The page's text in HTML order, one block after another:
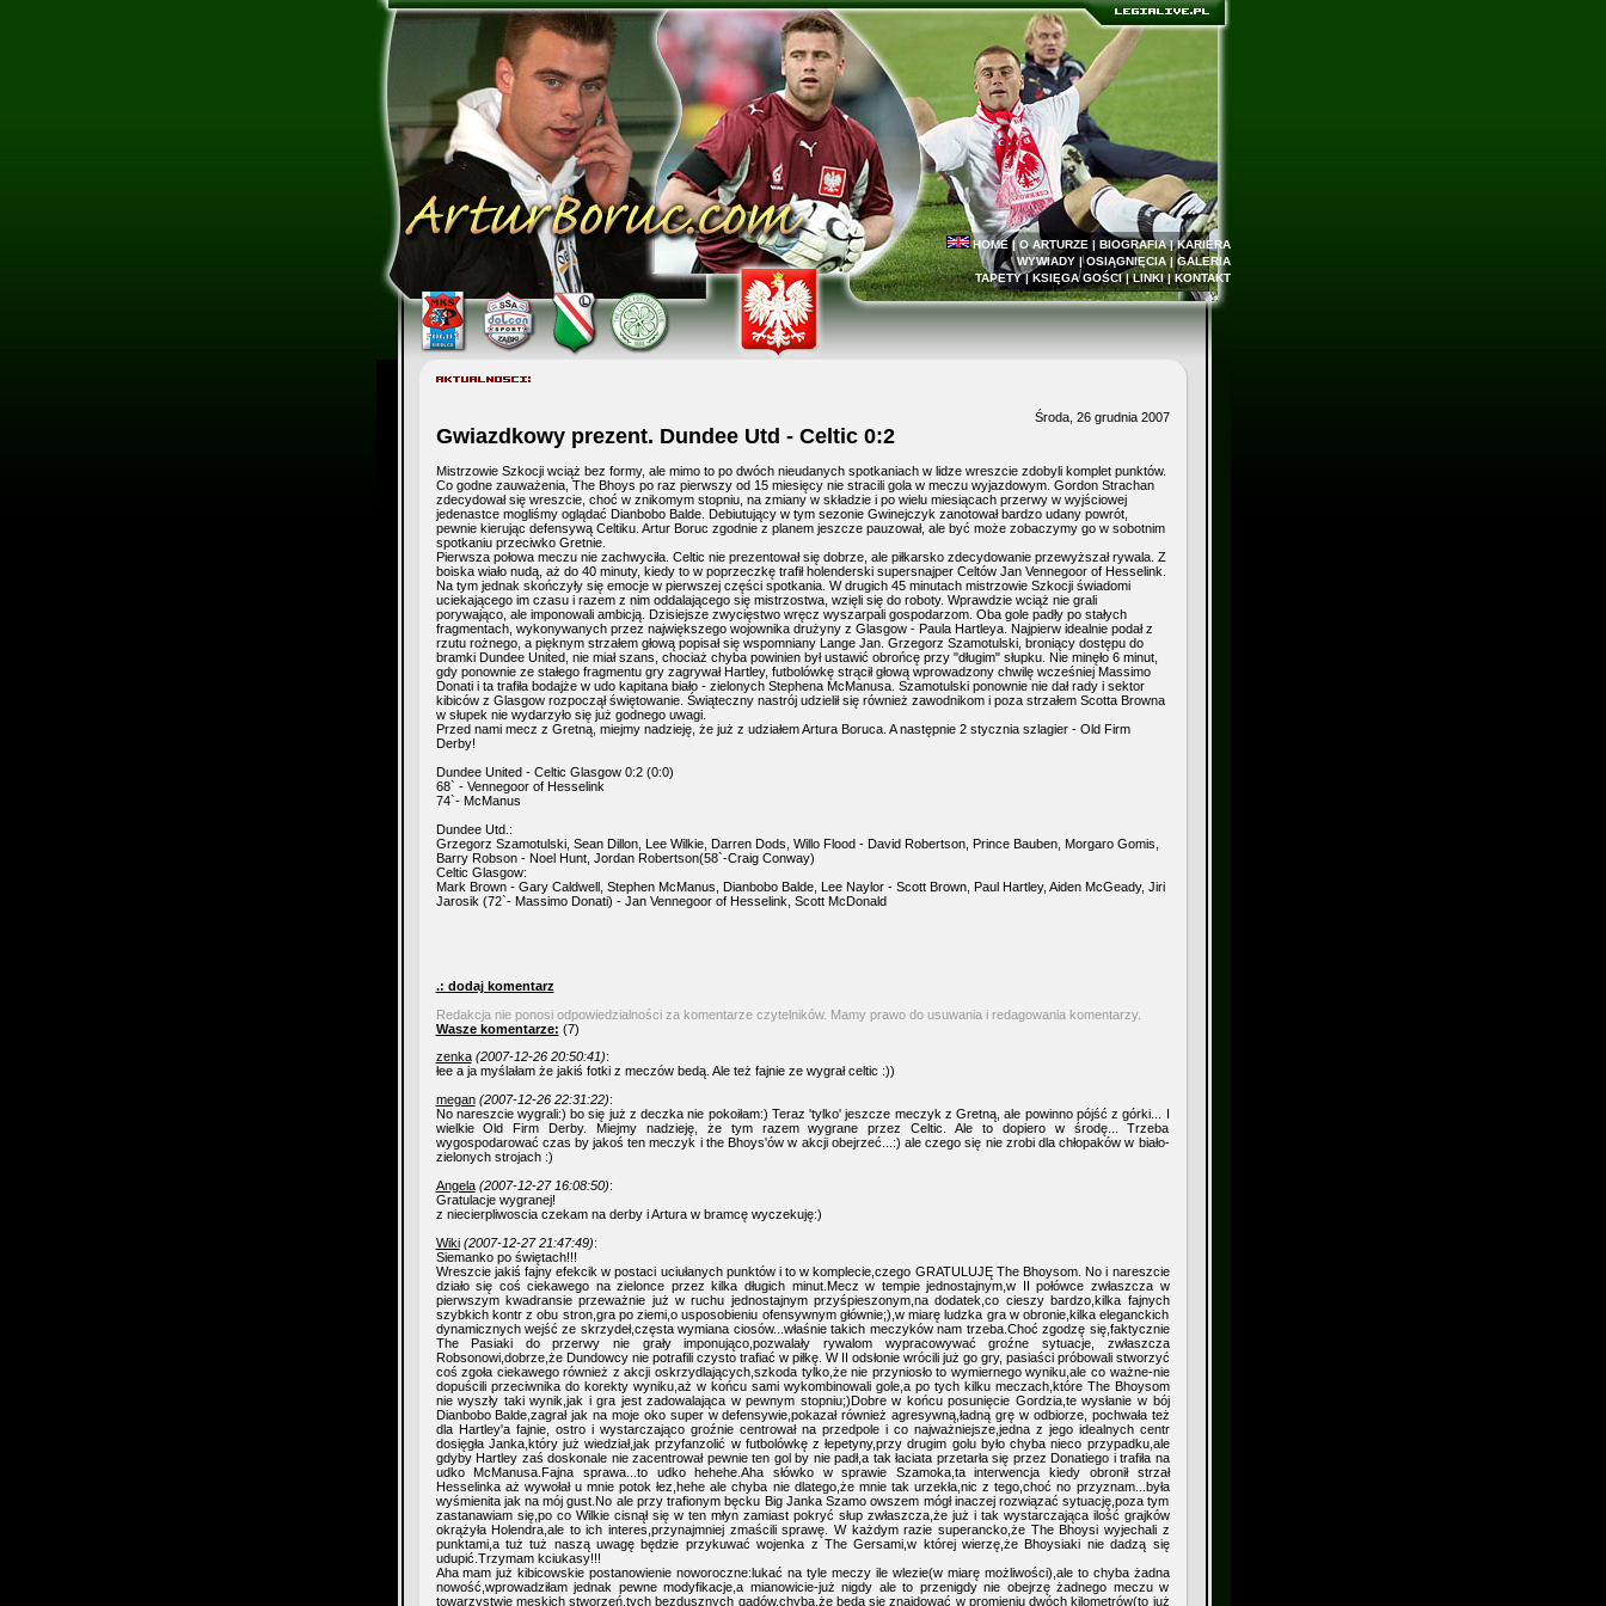
HOME|O ARTURZE| BIOGRAFIA|KARIERA
WYWIADY|OSIĄGNIĘCIA|GALERIA
TAPETY|KSIĘGA GOŚCI|LINKI|KONTAKT
Środa, 26 grudnia 2007
Gwiazdkowy prezent. Dundee Utd - Celtic 0:2
Mistrzowie Szkocji wciąż bez formy, ale mimo to po dwóch nieudanych spotkaniach w lidze wreszcie zdobyli komplet punktów.
Co godne zauważenia, The Bhoys po raz pierwszy od 15 miesięcy nie stracili gola w meczu wyjazdowym. Gordon Strachan
zdecydował się wreszcie, choć w znikomym stopniu, na zmiany w składzie i po wielu miesiącach przerwy w wyjściowej
jedenastce mogliśmy oglądać Dianbobo Balde. Debiutujący w tym sezonie Gwinejczyk zanotował bardzo udany powrót,
pewnie kierując defensywą Celtiku. Artur Boruc zgodnie z planem jeszcze pauzował, ale być może zobaczymy go w sobotnim
spotkaniu przeciwko Gretnie.
Pierwsza połowa meczu nie zachwyciła. Celtic nie prezentował się dobrze, ale piłkarsko zdecydowanie przewyższał rywala. Z
boiska wiało nudą, aż do 40 minuty, kiedy to w poprzeczkę trafił holenderski supersnajper Celtów Jan Vennegoor of Hesselink.
Na tym jednak skończyły się emocje w pierwszej części spotkania. W drugich 45 minutach mistrzowie Szkocji świadomi
uciekającego im czasu i razem z nim oddalającego się mistrzostwa, wzięli się do roboty. Wprawdzie wciąż nie grali
porywająco, ale imponowali ambicją. Dzisiejsze zwycięstwo wręcz wyszarpali gospodarzom. Oba gole padły po stałych
fragmentach, wykonywanych przez największego wojownika drużyny z Glasgow - Paula Hartleya. Najpierw idealnie podał z
rzutu rożnego, a pięknym strzałem głową popisał się wspomniany Lange Jan. Grzegorz Szamotulski, broniący dostępu do
bramki Dundee United, nie miał szans, chociaż chyba powinien był ustawić obrońcę przy "długim" słupku. Nie minęło 6 minut,
gdy ponownie ze stałego fragmentu gry zagrywał Hartley, futbolówkę strącił głową wprowadzony chwilę wcześniej Massimo
Donati i ta trafiła bodajże w udo kapitana biało - zielonych Stephena McManusa. Szamotulski ponownie nie dał rady i sektor
kibiców z Glasgow rozpoczął świętowanie. Świąteczny nastrój udzielił się również zawodnikom i poza strzałem Scotta Browna
w słupek nie wydarzyło się już godnego uwagi.
Przed nami mecz z Gretną, miejmy nadzieję, że już z udziałem Artura Boruca. A następnie 2 stycznia szlagier - Old Firm
Derby!
Dundee United - Celtic Glasgow 0:2 (0:0)
68` - Vennegoor of Hesselink
74`- McManus
Dundee Utd.:
Grzegorz Szamotulski, Sean Dillon, Lee Wilkie, Darren Dods, Willo Flood - David Robertson, Prince Bauben, Morgaro Gomis,
Barry Robson - Noel Hunt, Jordan Robertson(58`-Craig Conway)
Celtic Glasgow:
Mark Brown - Gary Caldwell, Stephen McManus, Dianbobo Balde, Lee Naylor - Scott Brown, Paul Hartley, Aiden McGeady, Jiri
Jarosik (72`- Massimo Donati) - Jan Vennegoor of Hesselink, Scott McDonald
.: dodaj komentarz
Redakcja nie ponosi odpowiedzialności za komentarze czytelników. Mamy prawo do usuwania i redagowania komentarzy.
Wasze komentarze: (7)
zenka (2007-12-26 20:50:41):
łee a ja myślałam że jakiś fotki z meczów bedą. Ale też fajnie ze wygrał celtic :))
megan (2007-12-26 22:31:22):
No nareszcie wygrali:) bo się już z deczka nie pokoiłam:) Teraz 'tylko' jeszcze meczyk z Gretną, ale powinno pójść z górki... I
wielkie Old Firm Derby. Miejmy nadzieję, że tym razem wygrane przez Celtic. Ale to dopiero w środę... Trzeba
wygospodarować czas by jakoś ten meczyk i the Bhoys'ów w akcji obejrzeć...:) ale czego się nie zrobi dla chłopaków w biało-
zielonych strojach :)
Angela (2007-12-27 16:08:50):
Gratulacje wygranej!
z niecierpliwoscia czekam na derby i Artura w bramcę wyczekuję:)
Wiki (2007-12-27 21:47:49):
Siemanko po świętach!!!
Wreszcie jakiś fajny efekcik w postaci uciułanych punktów i to w komplecie,czego GRATULUJĘ The Bhoysom. No i nareszcie
działo się coś ciekawego na zielonce przez kilka długich minut.Mecz w tempie jednostajnym,w II połówce zwłaszcza w
pierwszym kwadransie przeważnie już w ruchu jednostajnym przyśpieszonym,na dodatek,co cieszy bardzo,kilka fajnych
szybkich kontr z obu stron,gra po ziemi,o usposobieniu ofensywnym głównie;),w miarę ludzka gra w obronie,kilka eleganckich
dynamicznych wejść ze skrzydeł,częsta wymiana ciosów...właśnie takich meczyków nam trzeba.Choć zgodzę się,faktycznie
The Pasiaki do przerwy nie grały imponująco,pozwalały rywalom wypracowywać groźne sytuacje, zwłaszcza
Robsonowi,dobrze,że Dundowcy nie potrafili czysto trafiać w piłkę. W II odsłonie wrócili już go gry, pasiaści próbowali stworzyć
coś zgoła ciekawego również z akcji oskrzydlających,szkoda tylko,że nie przyniosło to wymiernego wyniku,ale co ważne-nie
dopuścili przeciwnika do korekty wyniku,aż w końcu sami wykombinowali gole,a po tych kilku meczach,które The Bhoysom
nie wyszły taki wynik,jak i gra jest zadowalająca w pewnym stopniu;)Dobre w końcu posunięcie Gordzia,te wysłanie w bój
Dianbobo Balde,zagrał jak na moje oko super w defensywie,pokazał również agresywną,ładną grę w odbiorze, pochwała też
dla Hartley'a fajnie, ostro i wystarczająco groźnie centrował na przedpole i co najważniejsze,jedna z jego idealnych centr
dosięgła Janka,który już wiedział,jak przyfanzolić w futbolówkę z łepetyny,przy drugim golu było chyba nieco przypadku,ale
gdyby Hartley zaś doskonale nie zacentrował pewnie ten gol by nie padł,a tak łaciata przetarła się przez Donatiego i trafiła na
udko McManusa.Fajna sprawa...to udko hehehe.Aha słówko w sprawie Szamoka,ta interwencja kiedy obronił strzał
Hesselinka aż wywołał u mnie potok łez,hehe ale chyba nie dlatego,że mnie tak urzekła,nic z tego,choć no przyznam...była
wyśmienita jak na mój gust.No ale przy trafionym bęcku Big Janka Szamo owszem mógł inaczej rozwiązać sytuację,poza tym
zastanawiam się,po co Wilkie cisnął się w ten młyn zamiast pokryć słup zwłaszcza,że już i tak wystarczająca ilość grajków
okrążyła Holendra,ale to ich interes,przynajmniej zmaścili sprawę. W każdym razie superancko,że The Bhoysi wyjechali z
punktami,a tuż tuż naszą uwagę będzie przykuwać wojenka z The Gersami,w której wierzę,że Bhoysiaki nie dadzą się
udupić.Trzymam kciukasy!!!
Aha mam już kibicowskie postanowienie noworoczne:lukać na tyle meczy ile wlezie(w miarę możliwości),ale to chyba żadna
nowość,wprowadziłam jednak pewne modyfikacje,a mianowicie-już nigdy ale to przenigdy nie obejrzę żadnego meczu w
towarzystwie męskich stworzeń,tych bezdusznych gadów,chyba,że będą się znajdować w promieniu dwóch kilometrów(to już